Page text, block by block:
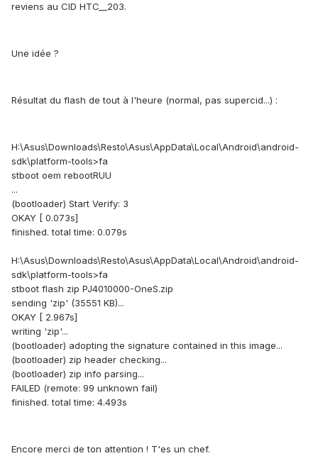
reviens au CID HTC__203.
Une idée ?
Résultat du flash de tout à l'heure (normal, pas supercid...) :
H:\Asus\Downloads\Resto\Asus\AppData\Local\Android\android-
sdk\platform-tools>fa
stboot oem rebootRUU
...
(bootloader) Start Verify: 3
OKAY [ 0.073s]
finished. total time: 0.079s
H:\Asus\Downloads\Resto\Asus\AppData\Local\Android\android-
sdk\platform-tools>fa
stboot flash zip PJ4010000-OneS.zip
sending 'zip' (35551 KB)...
OKAY [ 2.967s]
writing 'zip'...
(bootloader) adopting the signature contained in this image...
(bootloader) zip header checking...
(bootloader) zip info parsing...
FAILED (remote: 99 unknown fail)
finished. total time: 4.493s
Encore merci de ton attention ! T'es un chef.